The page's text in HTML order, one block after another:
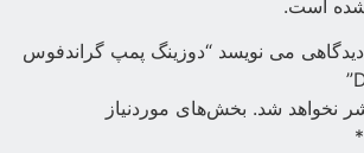
است.
می نویسد “دوزینگ پمپ گراندفوس
نخواهد شد. بخش‌های موردنیاز
*